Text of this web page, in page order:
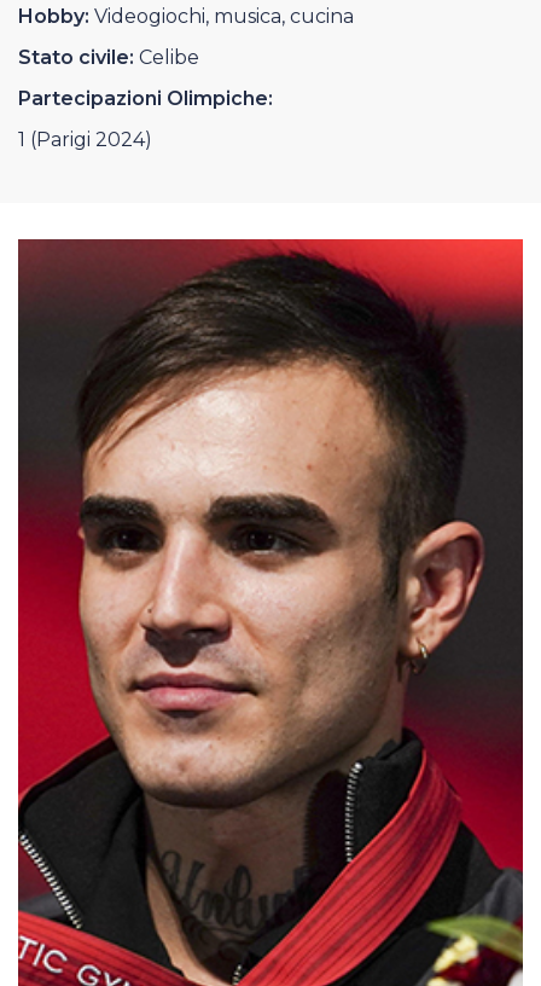
Hobby: Videogiochi, musica, cucina
Stato civile: Celibe
Partecipazioni Olimpiche:
1 (Parigi 2024)